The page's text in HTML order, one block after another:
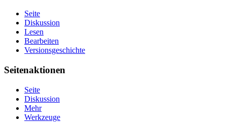
Seite
Diskussion
Lesen
Bearbeiten
Versionsgeschichte
Seitenaktionen
Seite
Diskussion
Mehr
Werkzeuge